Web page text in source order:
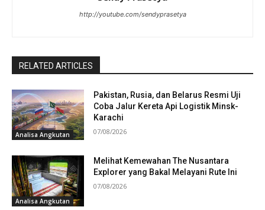
http://youtube.com/sendyprasetya
RELATED ARTICLES
Analisa Angkutan
Pakistan, Rusia, dan Belarus Resmi Uji
Coba Jalur Kereta Api Logistik Minsk-
Karachi
07/08/2026
Analisa Angkutan
Melihat Kemewahan The Nusantara
Explorer yang Bakal Melayani Rute Ini
07/08/2026